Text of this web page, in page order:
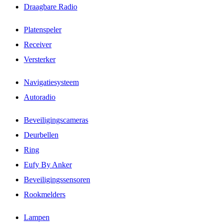
Draagbare Radio
Platenspeler
Receiver
Versterker
Navigatiesysteem
Autoradio
Beveiligingscameras
Deurbellen
Ring
Eufy By Anker
Beveiligingssensoren
Rookmelders
Lampen